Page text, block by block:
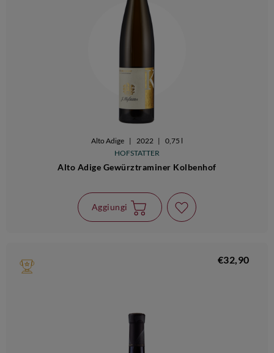
Alto Adige | 2022 | 0,75 l
HOFSTATTER
Alto Adige Gewürztraminer Kolbenhof
Aggiungi
€32,90